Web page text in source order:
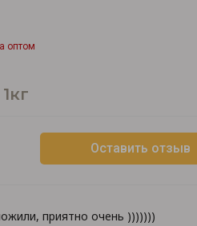
оптом
Оставить отзыв
приятно очень )))))))